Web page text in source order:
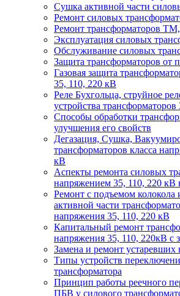
Сушка активной части
Ремонт силовых
Ремонт трансформаторов
Эксплуатация силовых
Обслуживание силовых
Защита трансформаторов от
Газовая защита
35, 110, 220 кВ
Реле Бухгольца, струйное
устройства
Способы обработки
улучшения его свойств
Дегазация, Сушка,
трансформаторов класса
кВ
Аспекты ремонта силовых
напряжением 35, 110, 220 кВ
Ремонт с подъемом колокола
активной части
напряжения 35, 110, 220 кВ
Капитальный ремонт
напряжения 35, 110, 220кВ с
Замена и ремонт устаревших
Типы устройств
трансформатора
Принцип работы реечного
ПБВ у силового